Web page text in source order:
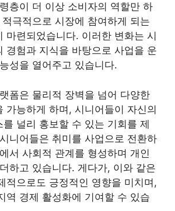
층이 더 이상 소비자의 역할만 하
극적으로 시장에 참여하게 되는
마련되었습니다. 이러한 변화는 시
경험과 지식을 바탕으로 사업을 운
성을 열어주고 있습니다.
폼은 물리적 장벽을 넘어 다양한
가능하게 하며, 시니어들이 자신의
널리 홍보할 수 있는 기회를 제
니어들은 취미를 사업으로 전환하
서 사회적 관계를 형성하며 개인
하고 있습니다. 게다가, 이와 같은
적으로도 긍정적인 영향을 미치며,
역 경제 활성화에 기여할 수 있습